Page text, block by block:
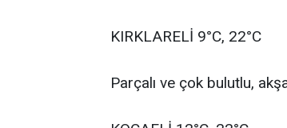
KIRKLARELİ 9°C, 22°C
Parçalı ve çok bulutlu,